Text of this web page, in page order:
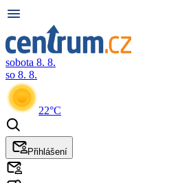
sobota 8. 8.
so 8. 8.
22°C
Přihlášení